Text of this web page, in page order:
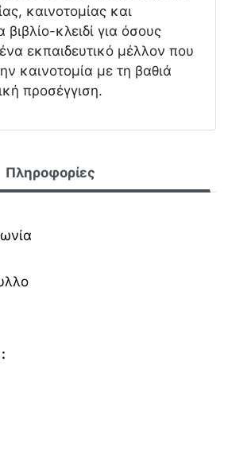
καινοτομίας και
κλειδί για όσους
εκπαιδευτικό μέλλον που
καινοτομία με τη βαθιά
προσέγγιση.
Πληροφορίες